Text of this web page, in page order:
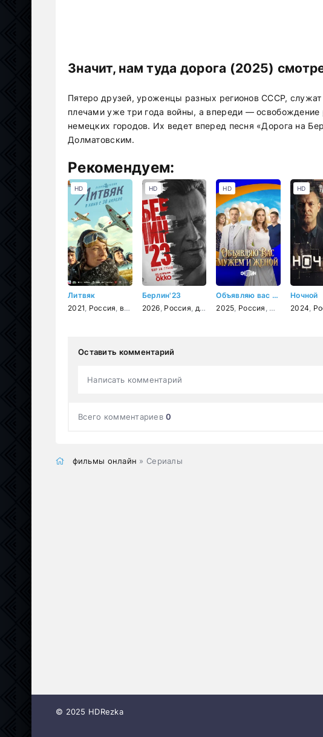
Значит, нам туда дорога (2025)
Пятеро друзей, уроженцы разных регионов СССР,
плечами уже три года войны, а впереди — освобождение
немецких городов. Их ведет вперед песня «Дорога на
Долматовским.
Рекомендуем:
Литвяк
2021 Россия военный ,история,биография
HD
Берлин'23
2026 Россия детектив
HD
Объявляю вас мужем и женой
2025 Россия мелодрама
HD
Ночной
2024
HD
Оставить комментарий
Написать комментарий
Всего комментариев0
фильмы онлайн » Сериалы
© 2025 HDRezka